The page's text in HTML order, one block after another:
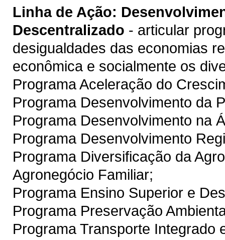
Linha de Ação:
Descentralizado - articular
desigualdades das economias
econômica e socialmente os
Programa Aceleração do
Programa Desenvolvimento da
Programa Desenvolvimento na
Programa Desenvolvimento
Programa Diversificação da
Agronegócio Familiar;
Programa Ensino Superior e
Programa Preservação
Programa Transporte Integrado